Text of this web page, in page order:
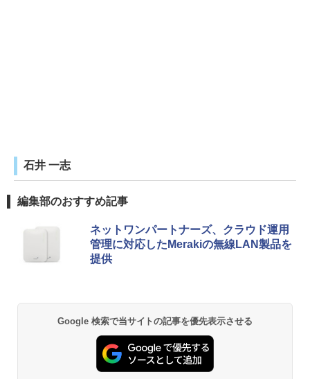
石井 一志
編集部のおすすめ記事
ネットワンパートナーズ、クラウド運用
管理に対応したMerakiの無線LAN製品を
提供
Google 検索で当サイトの記事を優先表示させる